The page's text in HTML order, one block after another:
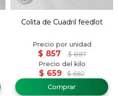
Colita de Cuadril feedlot
$ 659 $ 682
$ 857 $ 887